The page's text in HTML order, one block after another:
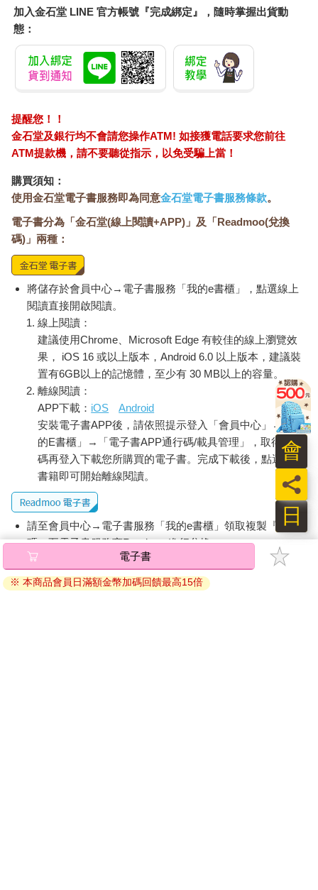
加入金石堂 LINE 官方帳號『完成綁定』，隨時掌握出貨動
態：
提醒您！！
金石堂及銀行均不會請您操作ATM! 如接獲電話要求您前往
ATM提款機，請不要聽從指示，以免受騙上當！
購買須知：
使用金石堂電子書服務即為同意金石堂電子書服務條款。
電子書分為「金石堂(線上閱讀+APP)」及「Readmoo(兌換
碼)」兩種：
將儲存於會員中心→電子書服務「我的e書櫃」，點選線上
閱讀直接開啟閱讀。
線上閱讀：
建議使用Chrome、Microsoft Edge 有較佳的線上瀏覽效
果， iOS 16 或以上版本，Android 6.0 以上版本，建議裝
置有6GB以上的記憶體，至少有 30 MB以上的容量。
離線閱讀：
APP下載： iOS
Android
安裝電子書APP後，請依照提示登入「會員中心」→「我
的E書櫃」→「電子書APP通行碼/載具管理」，取得通行
碼再登入下載您所購買的電子書。完成下載後，點選任一
書籍即可開始離線閱讀。
請至會員中心→電子書服務「我的e書櫃」領取複製『兌換
碼』至電子書服務商Readmoo進行兌換。
退換貨須知：
因版權保護，您在金石堂所購買的電子書僅能以金石堂專屬
電子書
※ 本商品會員日滿額金幣加碼回饋最高15倍
日
員
會